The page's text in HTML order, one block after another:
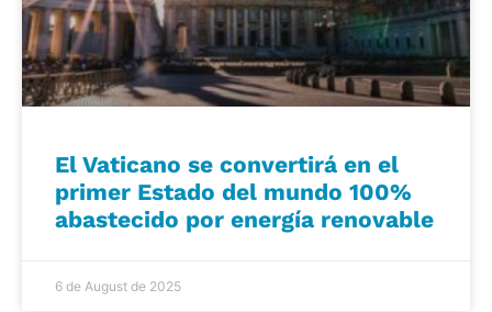
El Vaticano se convertirá en el
primer Estado del mundo 100%
abastecido por energía renovable
6 de August de 2025